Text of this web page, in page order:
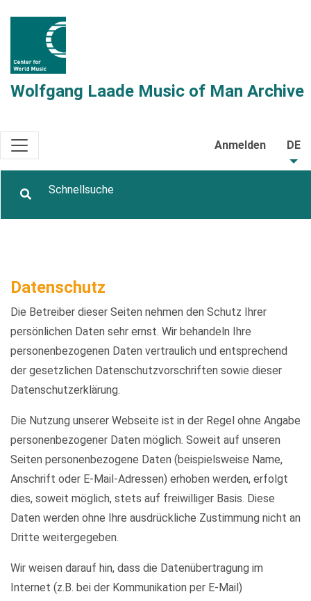
Wolfgang Laade Music of Man Archive
Anmelden DE
Datenschutz
Die Betreiber dieser Seiten nehmen den Schutz Ihrer
persönlichen Daten sehr ernst. Wir behandeln Ihre
personenbezogenen Daten vertraulich und entsprechend
der gesetzlichen Datenschutzvorschriften sowie dieser
Datenschutzerklärung.
Die Nutzung unserer Webseite ist in der Regel ohne Angabe
personenbezogener Daten möglich. Soweit auf unseren
Seiten personenbezogene Daten (beispielsweise Name,
Anschrift oder E-Mail-Adressen) erhoben werden, erfolgt
dies, soweit möglich, stets auf freiwilliger Basis. Diese
Daten werden ohne Ihre ausdrückliche Zustimmung nicht an
Dritte weitergegeben.
Wir weisen darauf hin, dass die Datenübertragung im
Internet (z.B. bei der Kommunikation per E-Mail)